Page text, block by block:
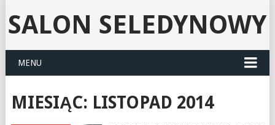
SALON SELEDYNOWY
MENU
MIESIĄC: LISTOPAD 2014